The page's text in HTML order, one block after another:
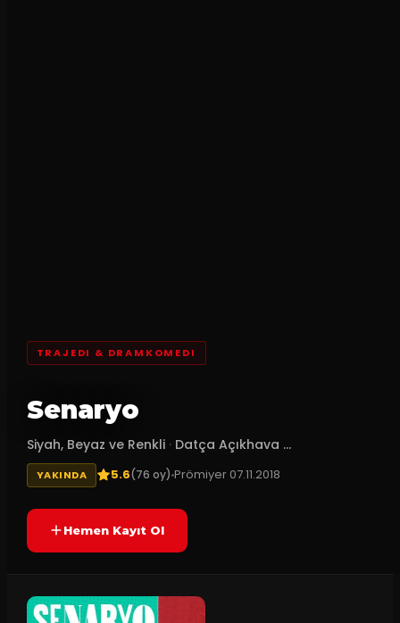
TRAJEDI & DRAMKOMEDI
Senaryo
Siyah, Beyaz ve Renkli · Datça Açıkhava ...
YAKINDA 5.6(76 oy)Prömiyer 07.11.2018
Hemen Kayıt Ol